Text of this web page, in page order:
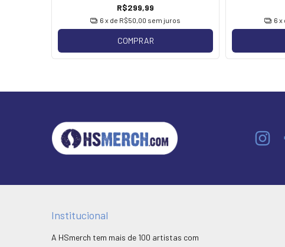
R$299,99
6 x de R$50,00 sem juros
COMPRAR
6 x
Institucional
A HSmerch tem mais de 100 artistas com